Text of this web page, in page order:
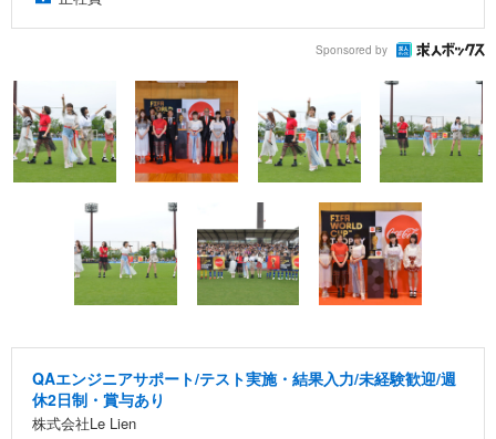
Sponsored by
QAエンジニアサポート/テスト実施・結果入力/未経験歓迎/週
休2日制・賞与あり
株式会社Le Lien